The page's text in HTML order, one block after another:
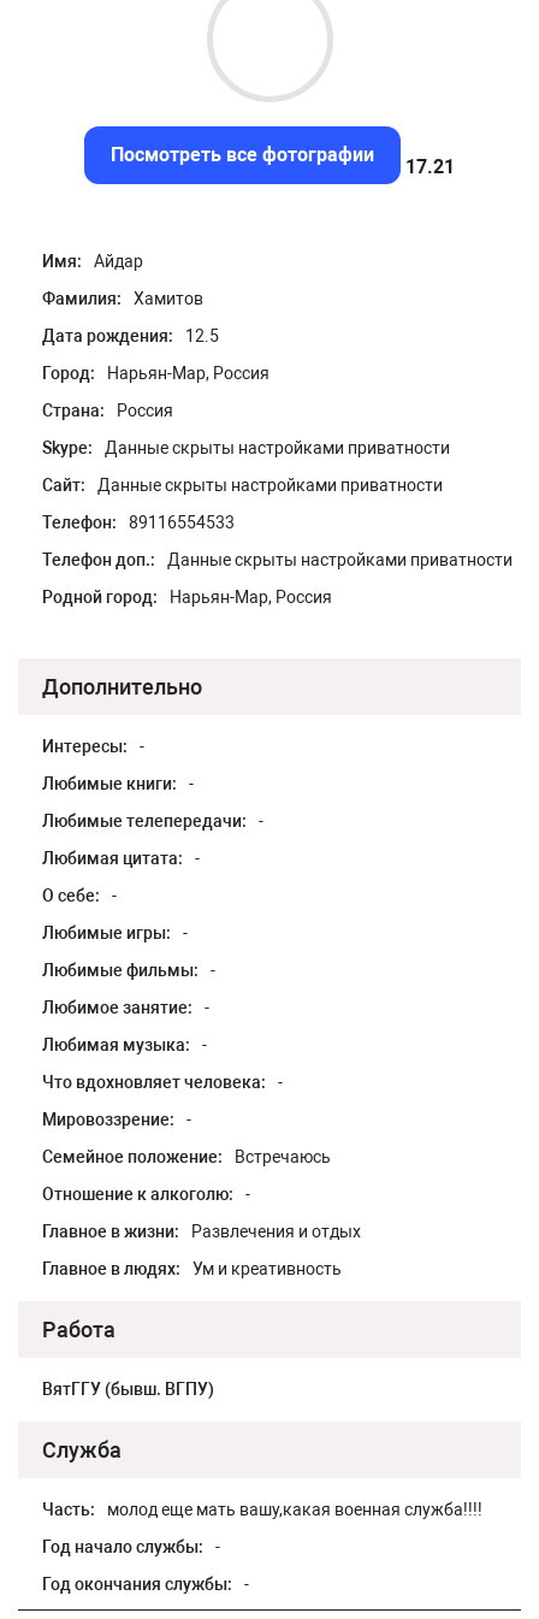
Посмотреть все фотографии
16.87
Имя:
Айдар
Фамилия:
Хамитов
Дата рождения:
12.5
Город:
Нарьян-Мар, Россия
Страна:
Россия
Skype:
Данные скрыты настройками приватности
Сайт:
Данные скрыты настройками приватности
Телефон:
89116554533
Телефон доп.:
Данные скрыты настройками приватности
Родной город:
Нарьян-Мар, Россия
Дополнительно
Интересы:
-
Любимые книги:
-
Любимые телепередачи:
-
Любимая цитата:
-
О себе:
-
Любимые игры:
-
Любимые фильмы:
-
Любимое занятие:
-
Любимая музыка:
-
Что вдохновляет человека:
-
Мировоззрение:
-
Семейное положение:
Встречаюсь
Отношение к алкоголю:
-
Главное в жизни:
Развлечения и отдых
Главное в людях:
Ум и креативность
Работа
ВятГГУ (бывш. ВГПУ)
Служба
Часть:
молод еще мать вашу,какая военная служба!!!!
Год начало службы:
-
Год окончания службы:
-